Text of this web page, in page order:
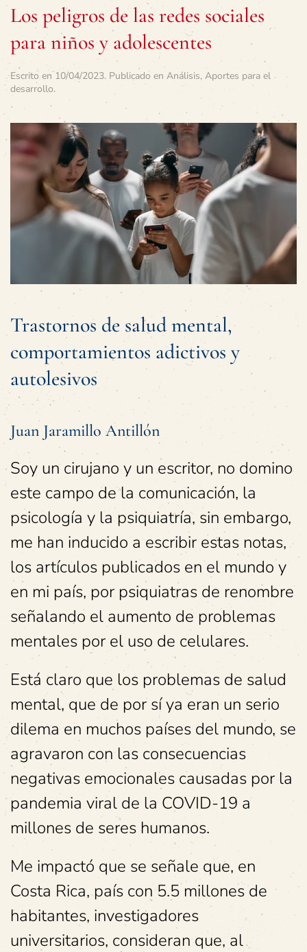
Los peligros de las redes sociales
para niños y adolescentes
Escrito en10/04/2023. Publicado en Análisis, Aportes para el
desarrollo.
Trastornos de salud mental,
comportamientos adictivos y
autolesivos
Juan Jaramillo Antillón
Soy un cirujano y un escritor, no domino
este campo de la comunicación, la
psicología y la psiquiatría, sin embargo,
me han inducido a escribir estas notas,
los artículos publicados en el mundo y
en mi país, por psiquiatras de renombre
señalando el aumento de problemas
mentales por el uso de celulares.
Está claro que los problemas de salud
mental, que de por sí ya eran un serio
dilema en muchos países del mundo, se
agravaron con las consecuencias
negativas emocionales causadas por la
pandemia viral de la COVID-19 a
millones de seres humanos.
Me impactó que se señale que, en
Costa Rica, país con 5.5 millones de
habitantes, investigadores
universitarios, consideran que, al